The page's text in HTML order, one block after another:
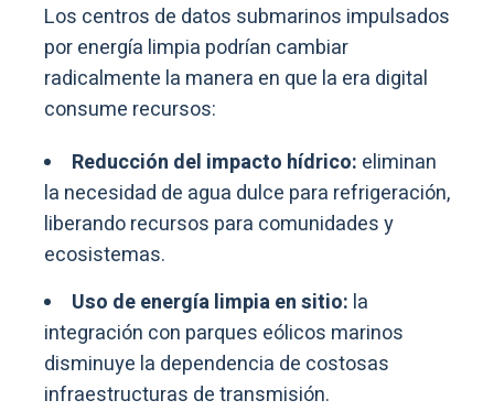
Los centros de datos submarinos impulsados
por energía limpia podrían cambiar
radicalmente la manera en que la era digital
consume recursos:
Reducción del impacto hídrico: eliminan
la necesidad de agua dulce para refrigeración,
liberando recursos para comunidades y
ecosistemas.
Uso de energía limpia en sitio: la
integración con parques eólicos marinos
disminuye la dependencia de costosas
infraestructuras de transmisión.